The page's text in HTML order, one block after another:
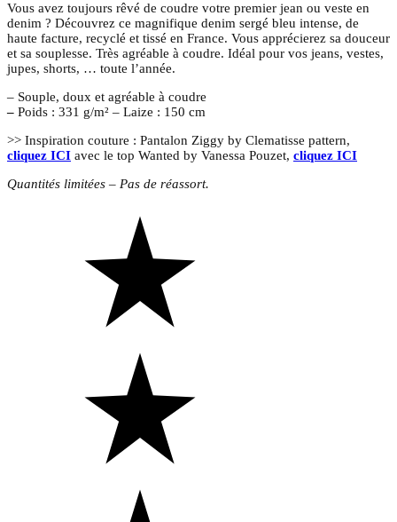
Vous avez toujours rêvé de coudre votre premier jean ou veste en
denim ? Découvrez ce magnifique denim sergé bleu intense, de
haute facture, recyclé et tissé en France. Vous apprécierez sa douceur
et sa souplesse. Très agréable à coudre. Idéal pour vos jeans, vestes,
jupes, shorts, … toute l’année.
– Souple, doux et agréable à coudre
– Poids : 331 g/m² – Laize : 150 cm
>> Inspiration couture : Pantalon Ziggy by Clematisse pattern,
cliquez ICI avec le top Wanted by Vanessa Pouzet, cliquez ICI
Quantités limitées – Pas de réassort.